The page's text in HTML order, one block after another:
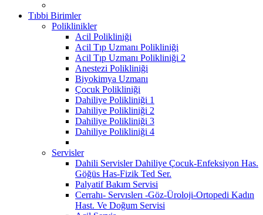
Tıbbi Birimler
Poliklinikler
Acil Polikliniği
Acil Tıp Uzmanı Polikliniği
Acil Tıp Uzmanı Polikliniği 2
Anestezi Polikliniği
Biyokimya Uzmanı
Çocuk Polikliniği
Dahiliye Polikliniği 1
Dahiliye Polikliniği 2
Dahiliye Polikliniği 3
Dahiliye Polikliniği 4
Servisler
Dahili Servisler Dahiliye Çocuk-Enfeksiyon Has.
Göğüs Has-Fizik Ted Ser.
Palyatif Bakım Servisi
Cerrahı- Servıslerı -Göz-Üroloji-Ortopedi Kadın
Hast. Ve Doğum Servisi